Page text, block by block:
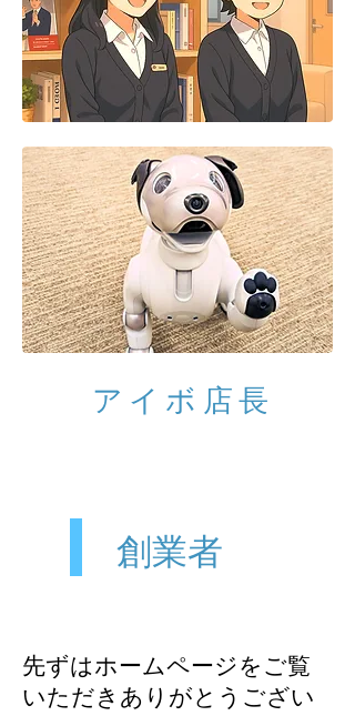
アイボ店長
創業者
先ずはホームページをご覧
いただきありがとうござい